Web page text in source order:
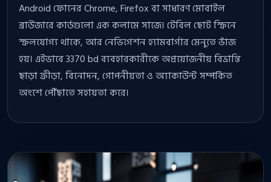
Android ফোনের Chrome, Firefox বা সাধারণ মোবাইল
ব্রাউজারে কার্ডগুলো এক কলামে সাজে। টেবিল ছোট স্ক্রিনে
স্ক্রলযোগ্য থাকে, আর নেভিগেশন হ্যামবার্গার মেনুতে ভাঁজ
হয়। এইভাবে 3370 bd ব্যবহারকারীকে অপ্রয়োজনীয় বিভ্রান্তি
ছাড়া ক্রীড়া, বিনোদন, গোপনীয়তা ও অ্যাকাউন্ট সম্পর্কিত
অংশে পৌঁছাতে সহায়তা করে।